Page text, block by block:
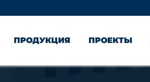
ПРОДУКЦИЯ ПРОЕКТЫ